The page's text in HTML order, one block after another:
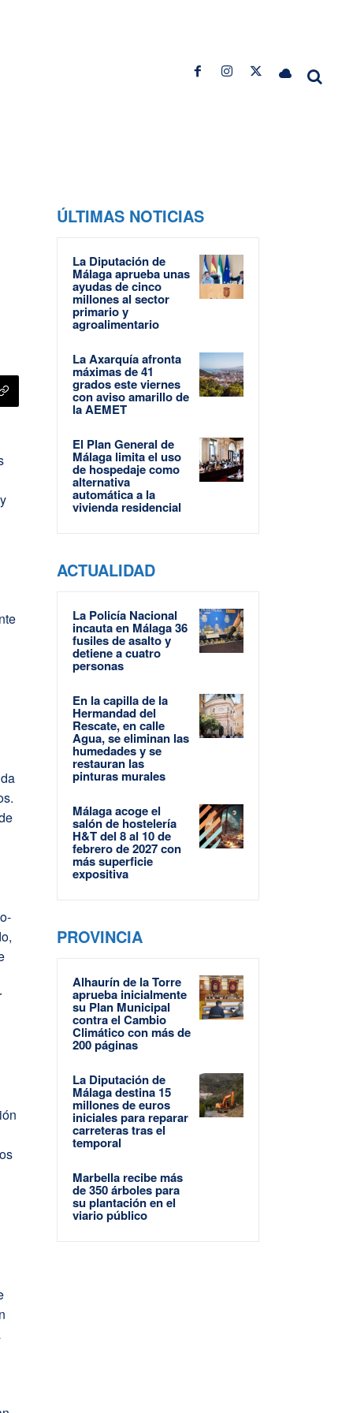
ÚLTIMAS NOTICIAS
La Diputación de
Málaga aprueba unas
ayudas de cinco
millones al sector
primario y
agroalimentario
La Axarquía afronta
máximas de 41
grados este viernes
con aviso amarillo de
la AEMET
El Plan General de
Málaga limita el uso
de hospedaje como
alternativa
automática a la
vivienda residencial
ACTUALIDAD
La Policía Nacional
incauta en Málaga 36
fusiles de asalto y
detiene a cuatro
personas
En la capilla de la
Hermandad del
Rescate, en calle
Agua, se eliminan las
humedades y se
restauran las
pinturas murales
Málaga acoge el
salón de hostelería
H&T del 8 al 10 de
febrero de 2027 con
más superficie
expositiva
PROVINCIA
Alhaurín de la Torre
aprueba inicialmente
su Plan Municipal
contra el Cambio
Climático con más de
200 páginas
La Diputación de
Málaga destina 15
millones de euros
iniciales para reparar
carreteras tras el
temporal
Marbella recibe más
de 350 árboles para
su plantación en el
viario público